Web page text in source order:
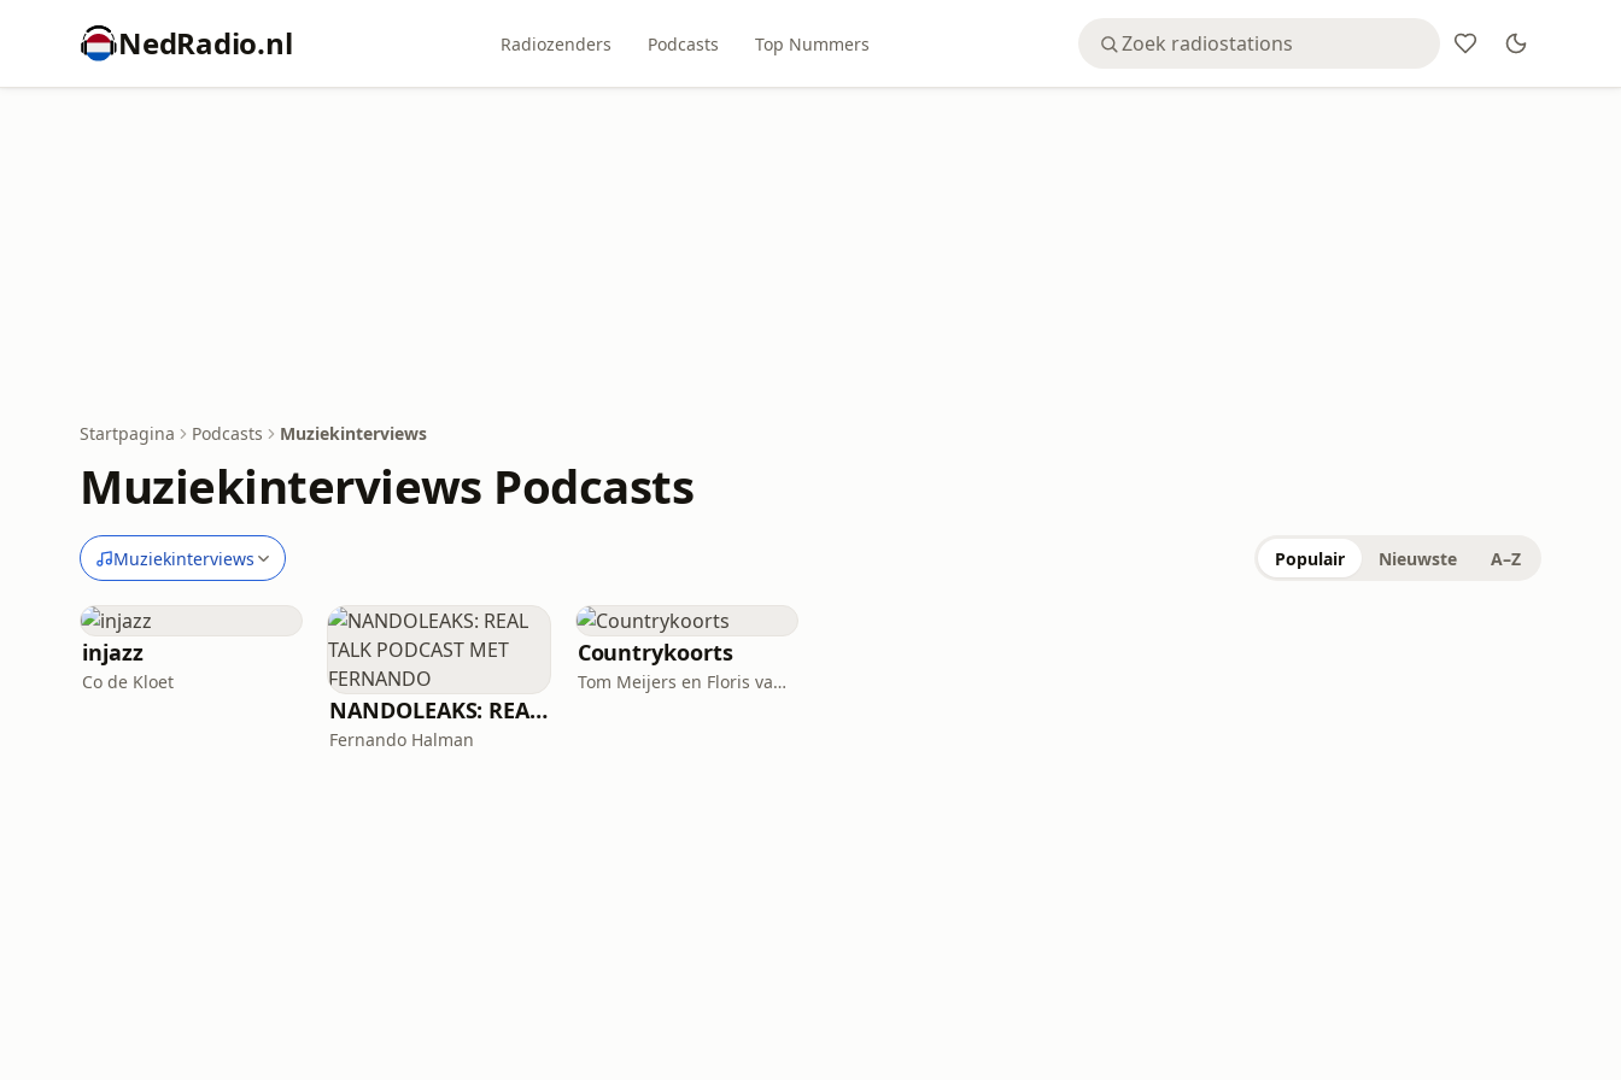
NedRadio.nl Radiozenders Podcasts Top Nummers
Startpagina Podcasts Muziekinterviews
Muziekinterviews Podcasts
Muziekinterviews Populair Nieuwste A–Z
injazz
Co de Kloet
NANDOLEAKS: REAL TALK PODCAST MET FERNANDO
Fernando Halman
Countrykoorts
Tom Meijers en Floris van der Woude